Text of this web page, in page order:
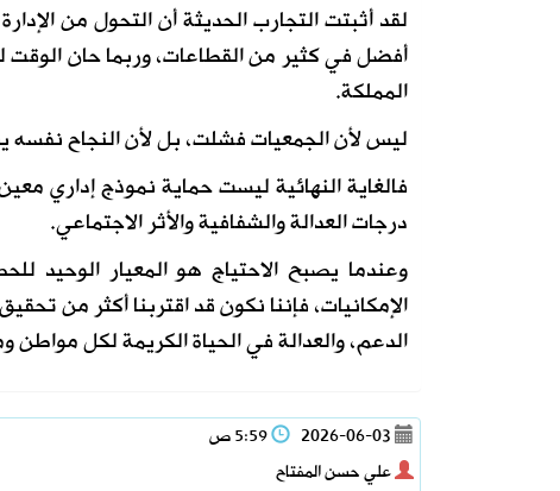
لقد أثبتت التجارب الحديثة أن التحول من
أفضل في كثير من القطاعات، وربما حان
المملكة.
ليس لأن الجمعيات فشلت، بل لأن النجاح نفسه
فالغاية النهائية ليست حماية نموذج إداري
درجات العدالة والشفافية والأثر الاجتماعي.
وعندما يصبح الاحتياج هو المعيار الوحيد
الإمكانيات، فإننا نكون قد اقتربنا أكثر من
الدعم، والعدالة في الحياة الكريمة لكل
2026-06-03
علي حسن المفتاح